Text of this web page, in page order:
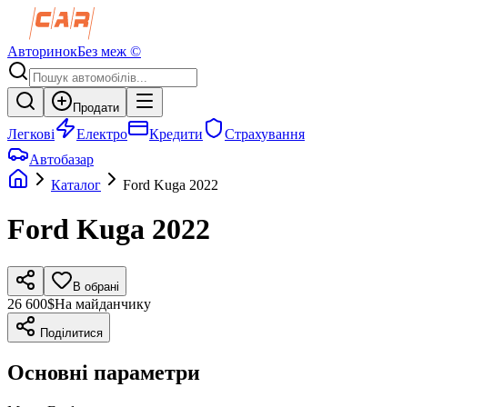
АвторинокБез меж ©
Продати
Легкові Електро Кредити
Страхування
Автобазар
Каталог
Ford Kuga 2022
Ford Kuga 2022
В обрані
26 600$На майданчику
Поділитися
Основні параметри